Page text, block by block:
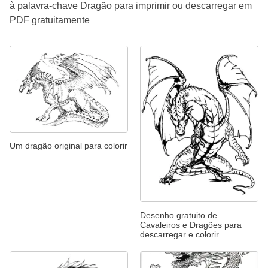
à palavra-chave Dragão para imprimir ou descarregar em
PDF gratuitamente
Um dragão original para colorir
Desenho gratuito de
Cavaleiros e Dragões para
descarregar e colorir